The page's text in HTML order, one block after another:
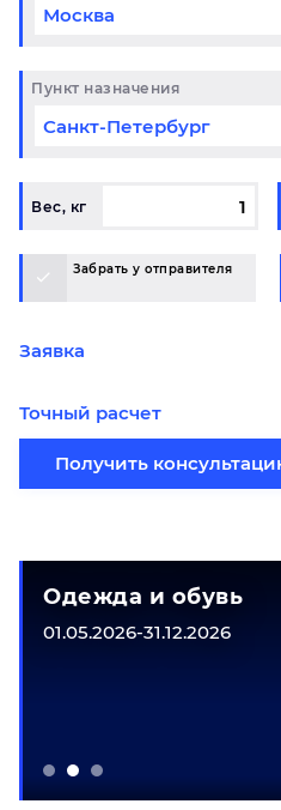
Пункт назначения
Вес, кг
Забрать у отправителя
Заявка
Точный расчет
Получить
Одежда и обувь
01.05.2026-31.12.2026